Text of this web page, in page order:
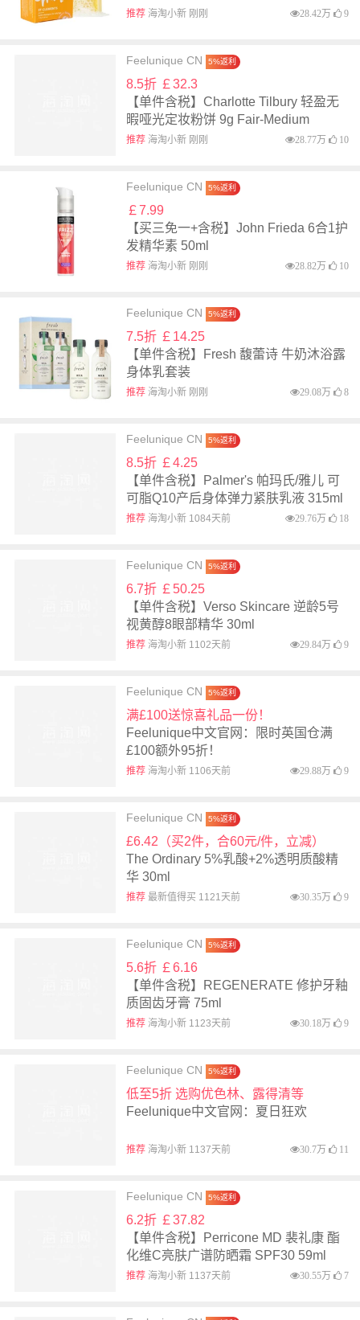
推荐海淘小新 刚刚 28.42万 9
Feelunique CN 5%返利
8.5折 ￡32.3
【单件含税】Charlotte Tilbury 轻盈无
暇哑光定妆粉饼 9g Fair-Medium
推荐海淘小新 刚刚 28.77万 10
Feelunique CN 5%返利
￡7.99
【买三免一+含税】John Frieda 6合1护
发精华素 50ml
推荐海淘小新 刚刚 28.82万 10
Feelunique CN 5%返利
7.5折 ￡14.25
【单件含税】Fresh 馥蕾诗 牛奶沐浴露
身体乳套装
推荐海淘小新 刚刚 29.08万 8
Feelunique CN 5%返利
8.5折 ￡4.25
【单件含税】Palmer's 帕玛氏/雅儿 可
可脂Q10产后身体弹力紧肤乳液 315ml
推荐海淘小新 1084天前 29.76万 18
Feelunique CN 5%返利
6.7折 ￡50.25
【单件含税】Verso Skincare 逆龄5号
视黄醇8眼部精华 30ml
推荐海淘小新 1102天前 29.84万 9
Feelunique CN 5%返利
满£100送惊喜礼品一份！
Feelunique中文官网：限时英国仓满
£100额外95折！
推荐海淘小新 1106天前 29.88万 9
Feelunique CN 5%返利
£6.42（买2件，合60元/件，立减）
The Ordinary 5%乳酸+2%透明质酸精
华 30ml
推荐最新值得买 1121天前 30.35万 9
Feelunique CN 5%返利
5.6折 ￡6.16
【单件含税】REGENERATE 修护牙釉
质固齿牙膏 75ml
推荐海淘小新 1123天前 30.18万 9
Feelunique CN 5%返利
低至5折 选购优色林、露得清等
Feelunique中文官网：夏日狂欢
推荐海淘小新 1137天前 30.7万 11
Feelunique CN 5%返利
6.2折 ￡37.82
【单件含税】Perricone MD 裴礼康 酯
化维C亮肤广谱防晒霜 SPF30 59ml
推荐海淘小新 1137天前 30.55万 7